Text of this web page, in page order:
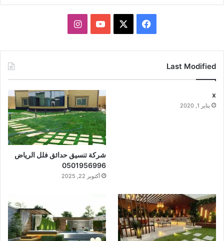
فيسبوك يوتيوبانستقرام
Last Modified
x
يناير 1, 2020
شركة تنسيق حدائق فلل الرياض
0501956996
أكتوبر 22, 2025